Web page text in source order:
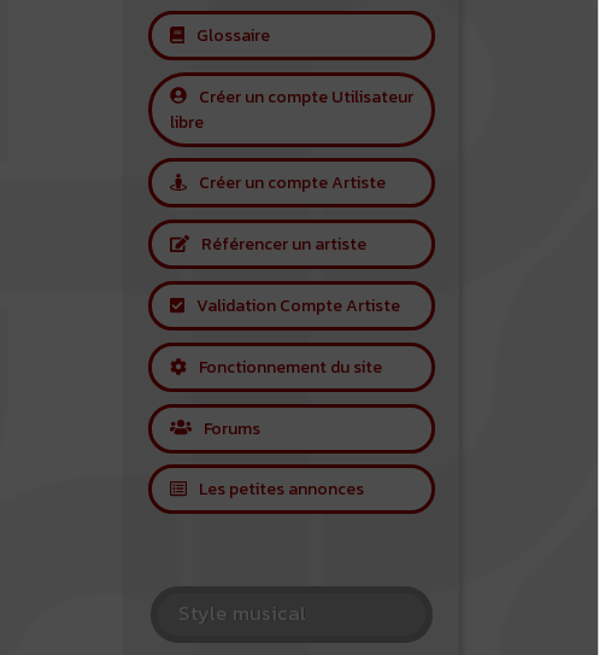
Glossaire
Créer un compte Utilisateur
libre
Créer un compte Artiste
Référencer un artiste
Validation Compte Artiste
Fonctionnement du site
Forums
Les petites annonces
Style musical